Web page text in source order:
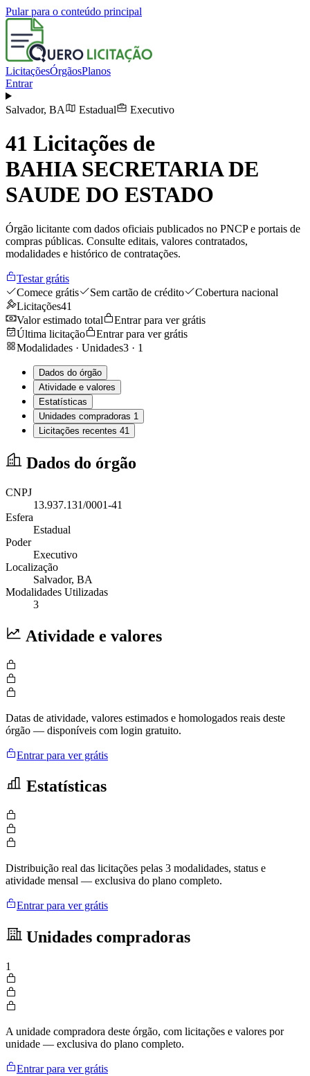
Pular para o conteúdo principal
LicitaçõesÓrgãosPlanos
Entrar
Salvador, BA Estadual Executivo
41 Licitações de
BAHIA SECRETARIA DE
SAUDE DO ESTADO
Órgão licitante com dados oficiais publicados no PNCP e portais de
compras públicas. Consulte editais, valores contratados,
modalidades e histórico de contratações.
Testar grátis
Comece grátis
Sem cartão de crédito
Cobertura nacional
Licitações41
Valor estimado total
Entrar para ver grátis
Última licitação
Entrar para ver grátis
Modalidades · Unidades3 · 1
Dados do órgão
Atividade e valores
Estatísticas
Unidades compradoras 1
Licitações recentes 41
Dados do órgão
CNPJ
13.937.131/0001-41
Esfera
Estadual
Poder
Executivo
Localização
Salvador, BA
Modalidades Utilizadas
3
Atividade e valores
Datas de atividade, valores estimados e homologados reais deste
órgão — disponíveis com login gratuito.
Entrar para ver grátis
Estatísticas
Distribuição real das licitações pelas 3 modalidades, status e
atividade mensal — exclusiva do plano completo.
Entrar para ver grátis
Unidades compradoras
1
A unidade compradora deste órgão, com licitações e valores por
unidade — exclusiva do plano completo.
Entrar para ver grátis